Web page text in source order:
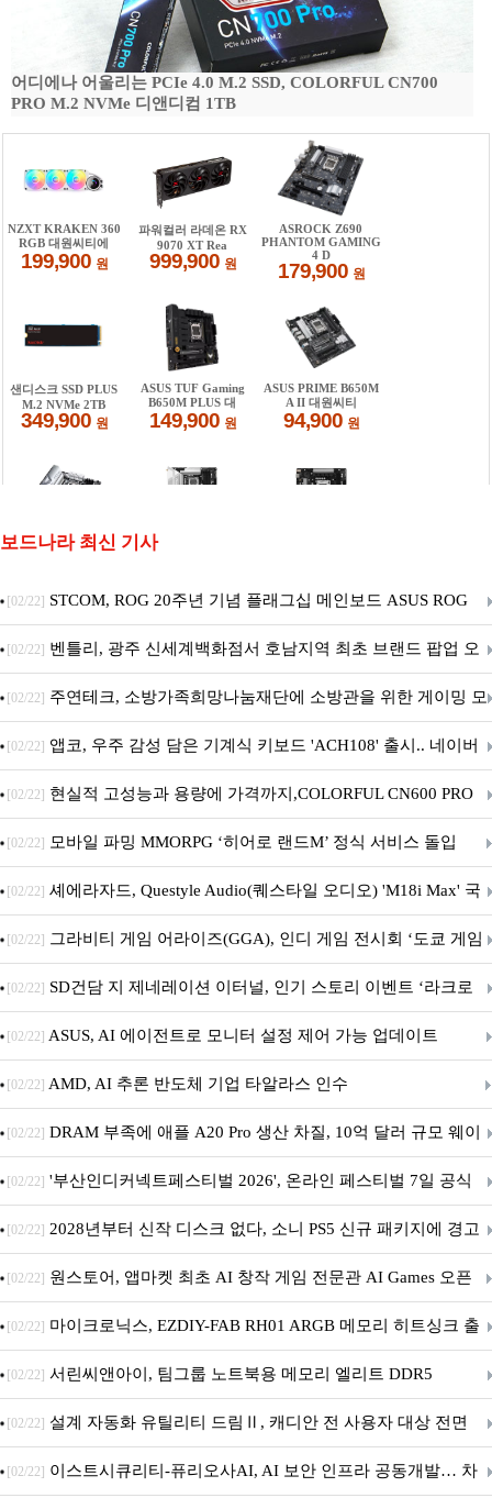
어디에나 어울리는 PCIe 4.0 M.2 SSD, COLORFUL CN700
PRO M.2 NVMe 디앤디컴 1TB
보드나라 최신 기사
[02/22] STCOM, ROG 20주년 기념 플래그십 메인보드 ASUS ROG
Crosshair X870E EDITION 20 국내 출시 예정
[02/22] 벤틀리, 광주 신세계백화점서 호남지역 최초 브랜드 팝업 오
픈
[02/22] 주연테크, 소방가족희망나눔재단에 소방관을 위한 게이밍 모
니터·스마트 펫 침대 기부
[02/22] 앱코, 우주 감성 담은 기계식 키보드 'ACH108' 출시.. 네이버
브랜드데이 기획전 진행
[02/22] 현실적 고성능과 용량에 가격까지,COLORFUL CN600 PRO
M.2 NVMe 디앤디컴 1TB
[02/22] 모바일 파밍 MMORPG ‘히어로 랜드M’ 정식 서비스 돌입
[02/22] 셰에라자드, Questyle Audio(퀘스타일 오디오) 'M18i Max' 국
내 정식 출시
[02/22] 그라비티 게임 어라이즈(GGA), 인디 게임 전시회 ‘도쿄 게임
던전 13’ 참가!
[02/22] SD건담 지 제네레이션 이터널, 인기 스토리 이벤트 ‘라크로
아의 용사’ 재개최 및 풍성한 기념 이벤트 실시!
[02/22] ASUS, AI 에이전트로 모니터 설정 제어 가능 업데이트
[02/22] AMD, AI 추론 반도체 기업 타알라스 인수
[02/22] DRAM 부족에 애플 A20 Pro 생산 차질, 10억 달러 규모 웨이
퍼 대기
[02/22] '부산인디커넥트페스티벌 2026', 온라인 페스티벌 7일 공식
개막... 22일간 진행
[02/22] 2028년부터 신작 디스크 없다, 소니 PS5 신규 패키지에 경고
문 추가
[02/22] 원스토어, 앱마켓 최초 AI 창작 게임 전문관 AI Games 오픈
[02/22] 마이크로닉스, EZDIY-FAB RH01 ARGB 메모리 히트싱크 출
시
[02/22] 서린씨앤아이, 팀그룹 노트북용 메모리 엘리트 DDR5
5600MHz 16GB 출시
[02/22] 설계 자동화 유틸리티 드림Ⅱ, 캐디안 전 사용자 대상 전면
무상 배포
[02/22] 이스트시큐리티-퓨리오사AI, AI 보안 인프라 공동개발… 차